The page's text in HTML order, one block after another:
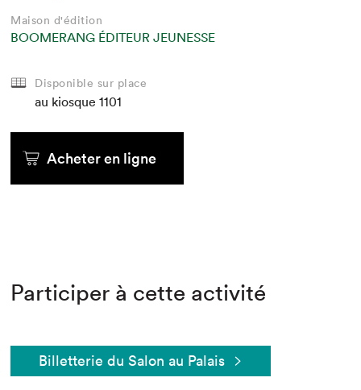
Maison d'édition
BOOMERANG ÉDITEUR JEUNESSE
Disponible sur place
au kiosque 1101
Acheter en ligne
Participer à cette activité
Billetterie du Salon au Palais